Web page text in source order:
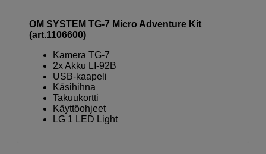
OM SYSTEM TG-7 Micro Adventure Kit
(art.1106600)
Kamera TG-7
2x Akku LI-92B
USB-kaapeli
Käsihihna
Takuukortti
Käyttöohjeet
LG 1 LED Light